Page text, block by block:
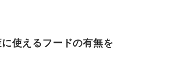
使えるフードの有無を